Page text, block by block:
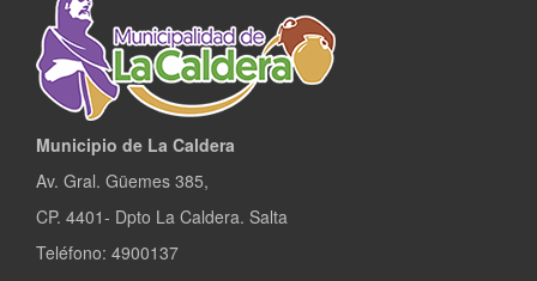
Municipio de La Caldera
Av. Gral. Güemes 385,
CP. 4401- Dpto La Caldera. Salta
Teléfono: 4900137